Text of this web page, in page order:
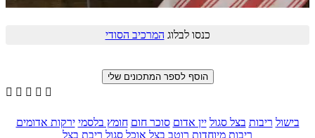
כנסו לבלוג המרכיב הסודי
    
בישול ריבות בצל סגול יין אדום סוכר חום חומץ בלסמי ירקות אדומים
ריבות מיוחדות רוטב בצל אוכל סגול ריבת בצל